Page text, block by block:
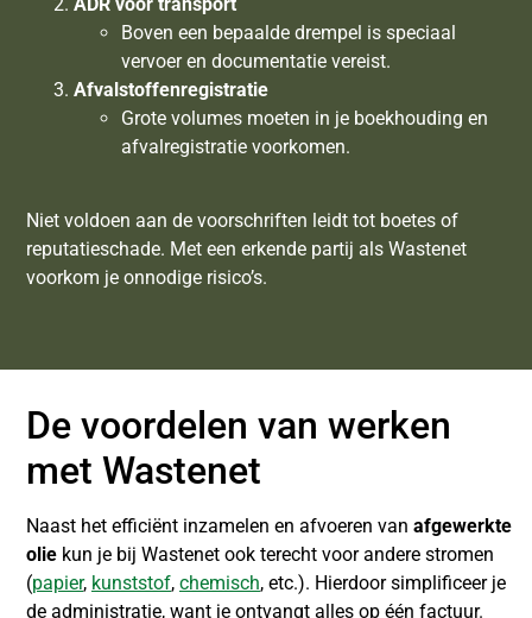
Boven een bepaalde drempel is speciaal
vervoer en documentatie vereist.
Afvalstoffenregistratie
Grote volumes moeten in je boekhouding en
afvalregistratie voorkomen.
Niet voldoen aan de voorschriften leidt tot boetes of
reputatieschade. Met een erkende partij als Wastenet
voorkom je onnodige risico’s.
De voordelen van werken
met Wastenet
Naast het efficiënt inzamelen en afvoeren van afgewerkte
olie kun je bij Wastenet ook terecht voor andere stromen
(papier, kunststof, chemisch, etc.). Hierdoor simplificeer je
de administratie, want je ontvangt alles op één factuur.